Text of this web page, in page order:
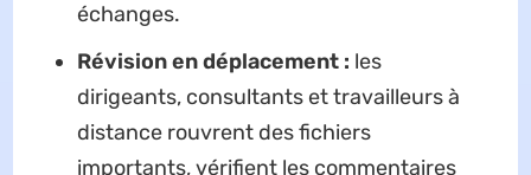
échanges.
Révision en déplacement : les
dirigeants, consultants et travailleurs à
distance rouvrent des fichiers
importants, vérifient les commentaires